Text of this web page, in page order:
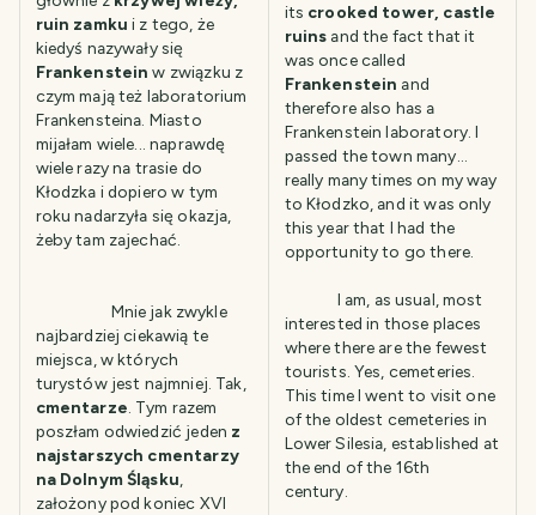
ruin zamku i z tego, że
kiedyś nazywały się
Frankensteinw związku z
czym mają też laboratorium
Frankensteina. Miasto
mijałam wiele... naprawdę
wiele razy na trasie do
Kłodzka i dopiero w tym
roku nadarzyła się okazja,
żeby tam zajechać.
Mnie jak zwykle
najbardziej ciekawią te
miejsca, w których
turystów jest najmniej. Tak,
cmentarze . Tym razem
poszłam odwiedzić jeden z
najstarszych cmentarzy
na Dolnym Śląsku
założony pod koniec XVI
its crooked tower, castle
ruins and the fact that it
was once called
Frankenstein and
therefore also has a
Frankenstein laboratory. I
passed the town many...
really many times on my way
to Kłodzko, and it was only
this year that I had the
opportunity to go there.
I am, as usual, most
interested in those places
where there are the fewest
tourists. Yes, cemeteries.
This time I went to visit one
of the oldest cemeteries in
Lower Silesia, established at
the end of the 16th
century.